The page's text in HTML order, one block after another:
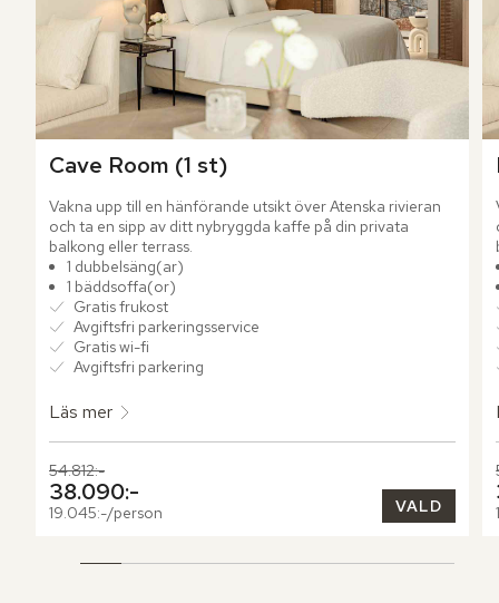
Cave Room (1 st)
Vakna upp till en hänförande utsikt över Atenska rivieran
och ta en sipp av ditt nybryggda kaffe på din privata
balkong eller terrass.
1 dubbelsäng(ar)
1 bäddsoffa(or)
Gratis frukost
Avgiftsfri parkeringsservice
Gratis wi-fi
Avgiftsfri parkering
Läs mer
Tidigare pris,
54.812:-
Nuvarande pris,
38.090:-
19.045:-/person VALD